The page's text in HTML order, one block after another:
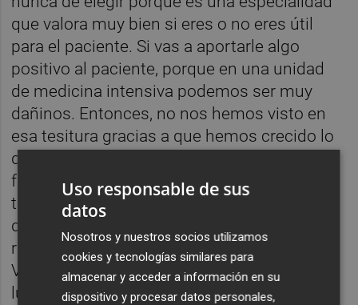
que valora muy bien si eres o no eres útil
para el paciente. Si vas a aportarle algo
positivo al paciente, porque en una unidad
de medicina intensiva podemos ser muy
dañinos. Entonces, no nos hemos visto en
esa tesitura gracias a que hemos crecido lo
que ha hecho falta. Para mí, el decir no por
falta de camas hubiera sido la tragedia más
tremenda. En Madrid o Italia sí se tomaron
decisiones de si se intubaba o no. Como
responsable de toda la Comunitat
Valenciana, esto no ha ocurrido en ningún
lugar de la autonomía.
Uso responsable de sus
datos
Nosotros y nuestros socios utilizamos
cookies y tecnologías similares para
almacenar y acceder a información en su
dispositivo y procesar datos personales,